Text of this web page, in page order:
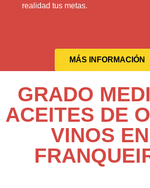
realidad tus metas.
MÁS INFORMACIÓN
GRADO
ACEITES DE
VINOS